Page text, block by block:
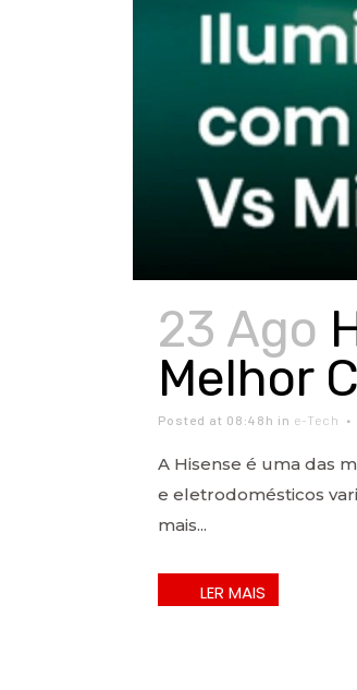
23 Ago
Melhor
Posted at 08:48h in e-Tech
A Hisense é uma das
e eletrodomésticos
mais...